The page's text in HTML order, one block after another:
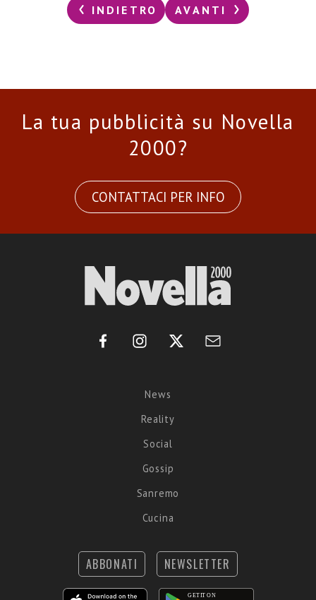
INDIETRO AVANTI
La tua pubblicità su Novella
2000?
CONTATTACI PER INFO
News
Reality
Social
Gossip
Sanremo
Cucina
ABBONATI NEWSLETTER